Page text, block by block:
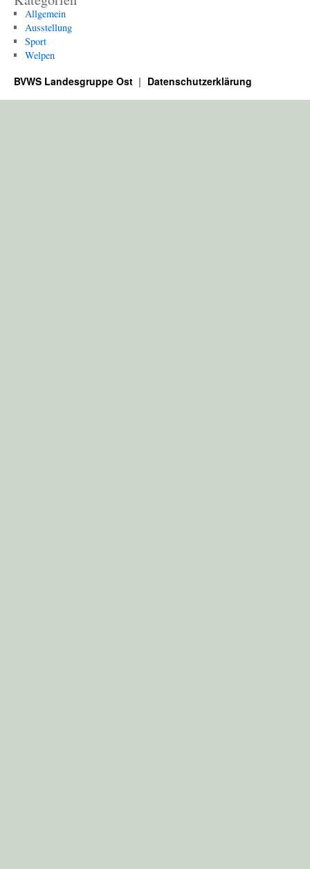
Allgemein
Ausstellung
Sport
Welpen
BVWS Landesgruppe Ost Datenschutzerklärung